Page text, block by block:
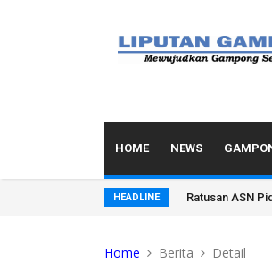
HOME NEWS
HEADLINE Ratusan ASN
Home Berita Detail